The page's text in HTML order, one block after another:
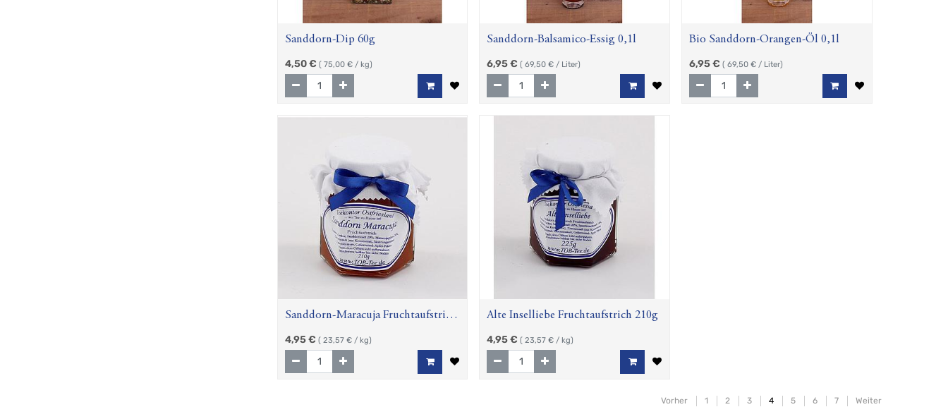
Sanddorn-Dip 60g
4,50€ ( 75,00€ / kg)
Sanddorn-Balsamico-Essig 0,1l
6,95€ (69,50 € / Liter)
Bio Sanddorn-Orangen-Öl 0,1l
6,95€ (69,50 € / Liter)
Sanddorn-Maracuja Fruchtaufstrich
210g
4,95€ ( 23,57€ / kg)
Alte Inselliebe Fruchtaufstrich 210g
4,95€ (23,57 € / kg)
Vorher 1 2 3 4 5 6 7 Weiter